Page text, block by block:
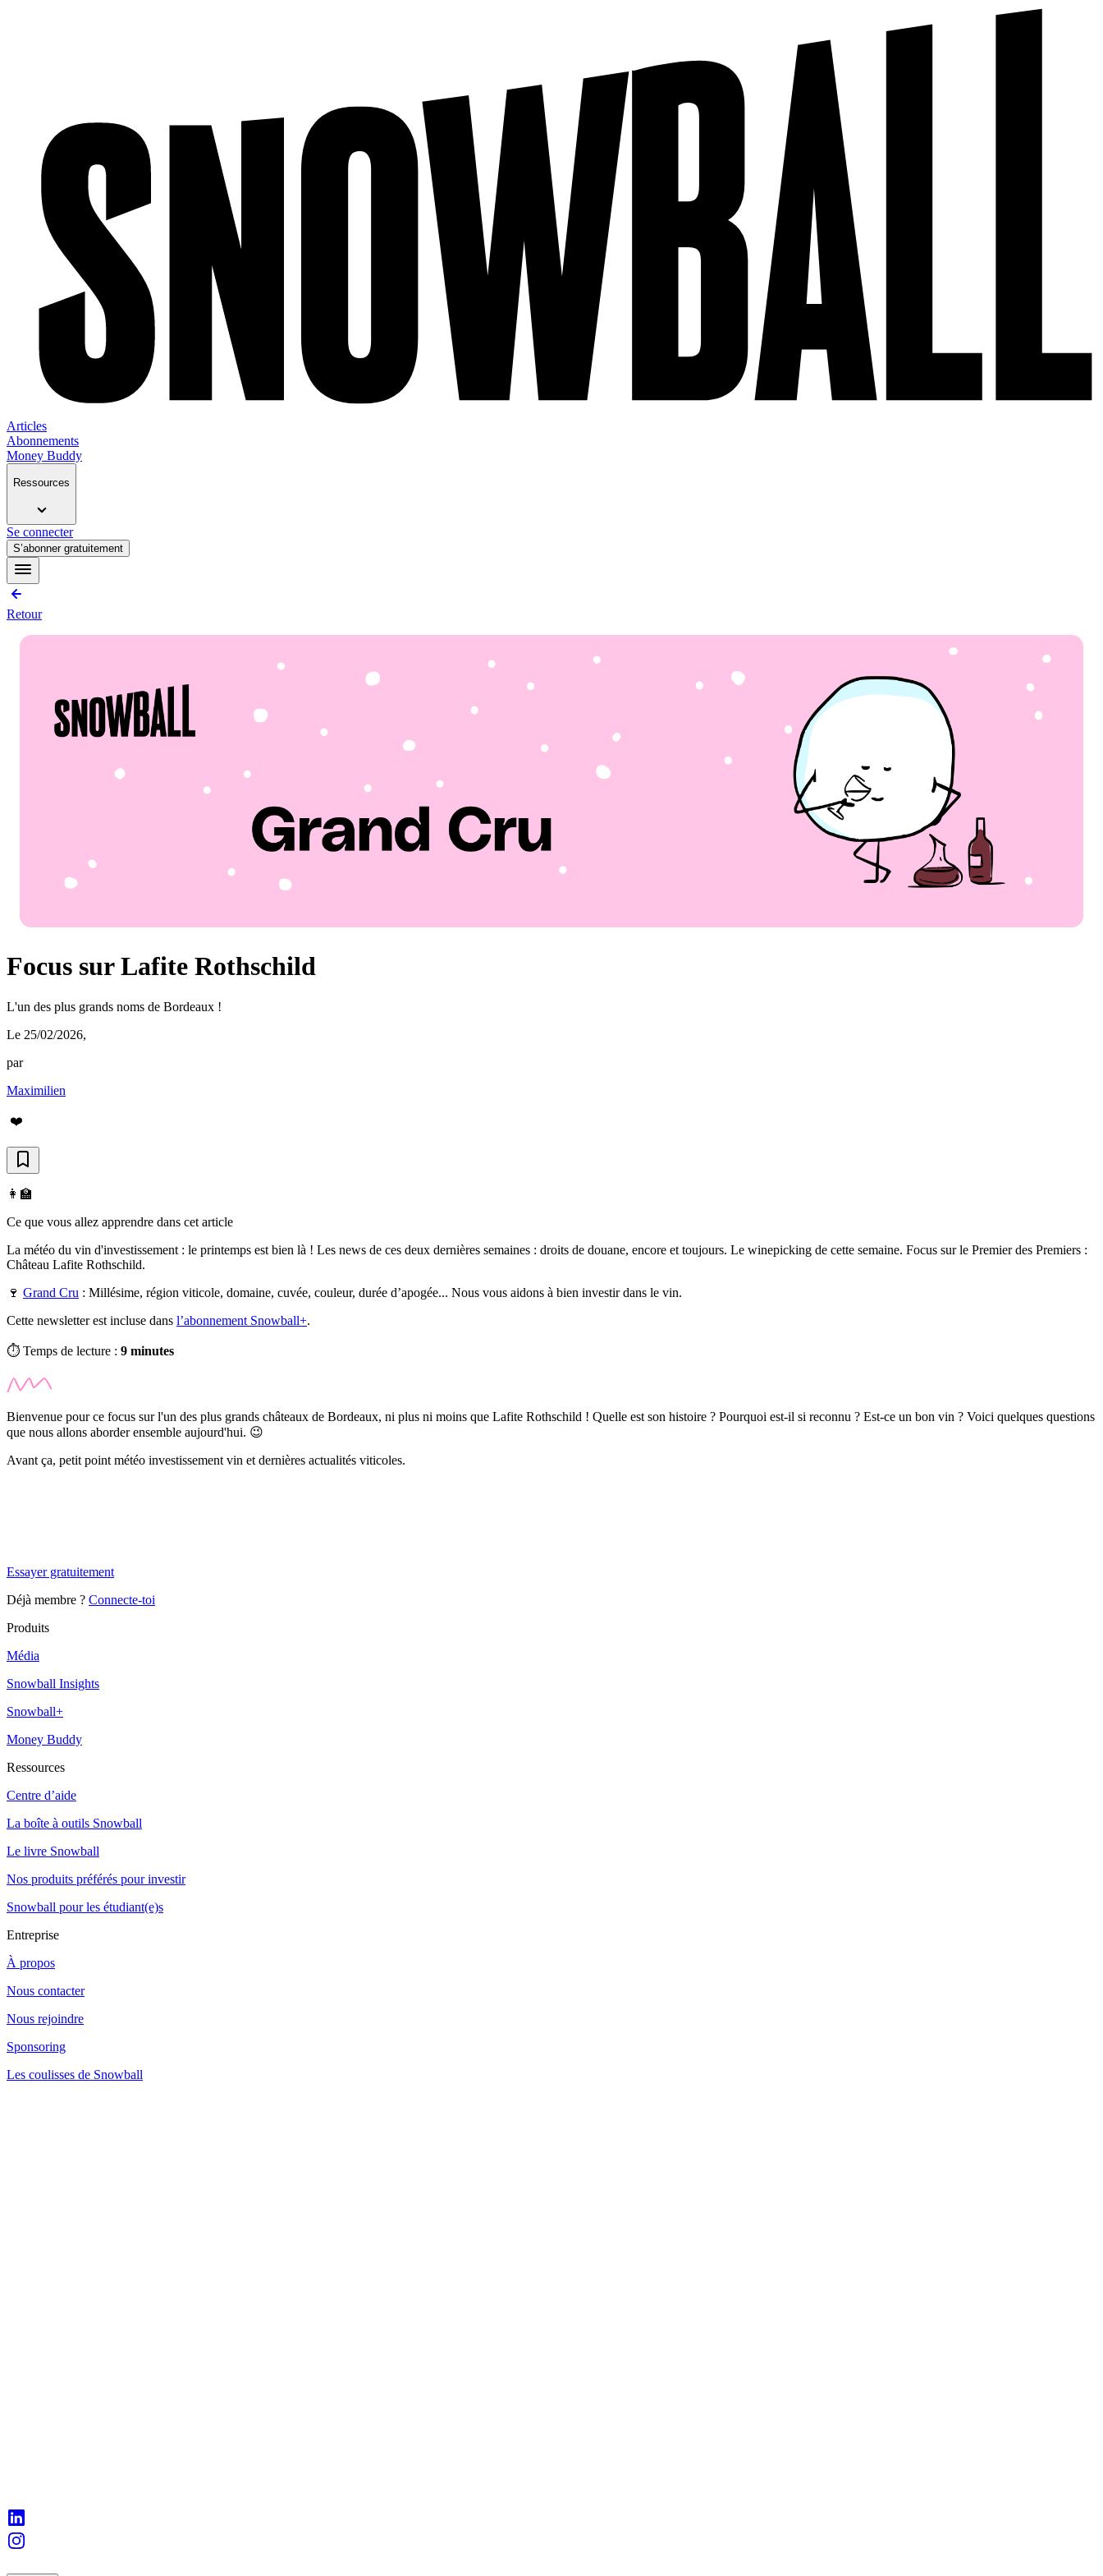
Articles
Abonnements
Money Buddy
Ressources
Se connecter
S’abonner gratuitement
Retour
Focus sur Lafite Rothschild
L'un des plus grands noms de Bordeaux !
Le 25/02/2026,
par
Maximilien
❤️
👩‍🏫
Ce que vous allez apprendre dans cet article
La météo du vin d'investissement : le printemps est bien là ! Les news de ces deux dernières semaines : droits de douane, encore et toujours. Le winepicking de cette semaine. Focus sur le Premier des Premiers :
Château Lafite Rothschild.
🍷 Grand Cru : Millésime, région viticole, domaine, cuvée, couleur, durée d’apogée... Nous vous aidons à bien investir dans le vin.
Cette newsletter est incluse dans l’abonnement Snowball+.
⏱️ Temps de lecture : 9 minutes
Bienvenue pour ce focus sur l'un des plus grands châteaux de Bordeaux, ni plus ni moins que Lafite Rothschild ! Quelle est son histoire ? Pourquoi est-il si reconnu ? Est-ce un bon vin ? Voici quelques questions
que nous allons aborder ensemble aujourd'hui. 😉
Avant ça, petit point météo investissement vin et dernières actualités viticoles.
Essayer gratuitement
Déjà membre ? Connecte-toi
Produits
Média
Snowball Insights
Snowball+
Money Buddy
Ressources
Centre d’aide
La boîte à outils Snowball
Le livre Snowball
Nos produits préférés pour investir
Snowball pour les étudiant(e)s
Entreprise
À propos
Nous contacter
Nous rejoindre
Sponsoring
Les coulisses de Snowball